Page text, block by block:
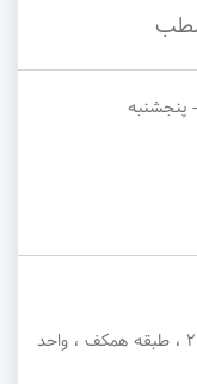
مطب
پنجشنبه
شیراز : چهارراه ستارخان، ساختمان خضرا ۲ ، طبقه همکف ، واحد